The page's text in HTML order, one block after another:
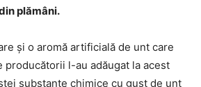
plămâni.
și o aromă artificială de unt care
producătorii l-au adăugat la acest
substanțe chimice cu gust de unt